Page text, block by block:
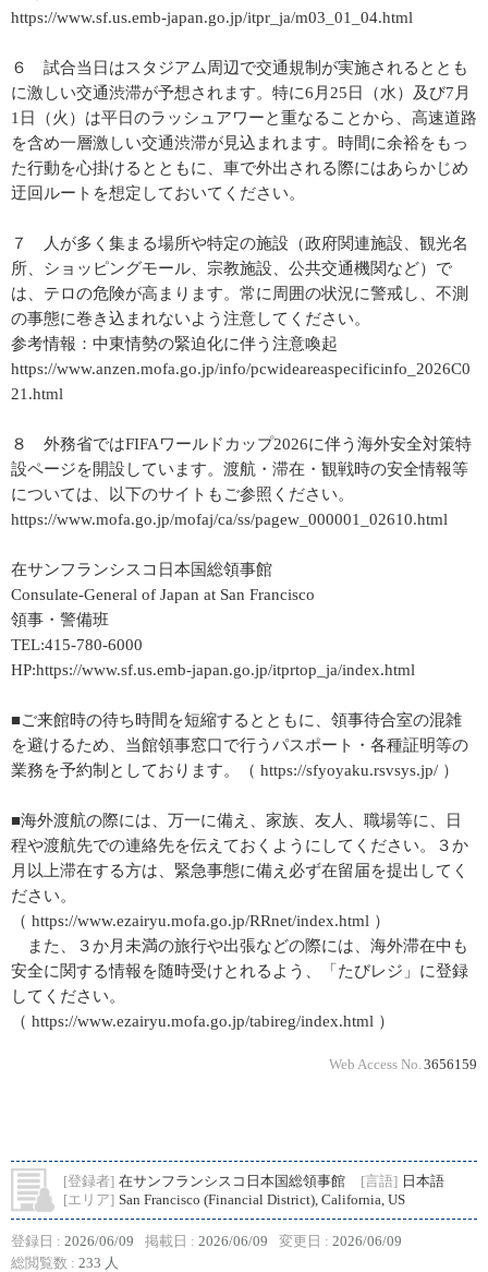
https://www.sf.us.emb-japan.go.jp/itpr_ja/m03_01_04.html
６ 試合当日はスタジアム周辺で交通規制が実施されるととも
に激しい交通渋滞が予想されます。特に6月25日（水）及び7月
1日（火）は平日のラッシュアワーと重なることから、高速道路
を含め一層激しい交通渋滞が見込まれます。時間に余裕をもっ
た行動を心掛けるとともに、車で外出される際にはあらかじめ
迂回ルートを想定しておいてください。
７ 人が多く集まる場所や特定の施設（政府関連施設、観光名
所、ショッピングモール、宗教施設、公共交通機関など）で
は、テロの危険が高まります。常に周囲の状況に警戒し、不測
の事態に巻き込まれないよう注意してください。
参考情報：中東情勢の緊迫化に伴う注意喚起
https://www.anzen.mofa.go.jp/info/pcwideareaspecificinfo_2026C0
21.html
８ 外務省ではFIFAワールドカップ2026に伴う海外安全対策特
設ページを開設しています。渡航・滞在・観戦時の安全情報等
については、以下のサイトもご参照ください。
https://www.mofa.go.jp/mofaj/ca/ss/pagew_000001_02610.html
在サンフランシスコ日本国総領事館
Consulate-General of Japan at San Francisco
領事・警備班
TEL:415-780-6000
HP:https://www.sf.us.emb-japan.go.jp/itprtop_ja/index.html
■ご来館時の待ち時間を短縮するとともに、領事待合室の混雑
を避けるため、当館領事窓口で行うパスポート・各種証明等の
業務を予約制としております。（ https://sfyoyaku.rsvsys.jp/ ）
■海外渡航の際には、万一に備え、家族、友人、職場等に、日
程や渡航先での連絡先を伝えておくようにしてください。３か
月以上滞在する方は、緊急事態に備え必ず在留届を提出してく
ださい。
（ https://www.ezairyu.mofa.go.jp/RRnet/index.html ）
また、３か月未満の旅行や出張などの際には、海外滞在中も
安全に関する情報を随時受けとれるよう、「たびレジ」に登録
してください。
（ https://www.ezairyu.mofa.go.jp/tabireg/index.html ）
Web Access No. 3656159
[登録者] 在サンフランシスコ日本国総領事館 [言語] 日本語
[エリア] San Francisco (Financial District), California, US
登録日 : 2026/06/09 掲載日 : 2026/06/09 変更日 : 2026/06/09
総閲覧数 : 233 人